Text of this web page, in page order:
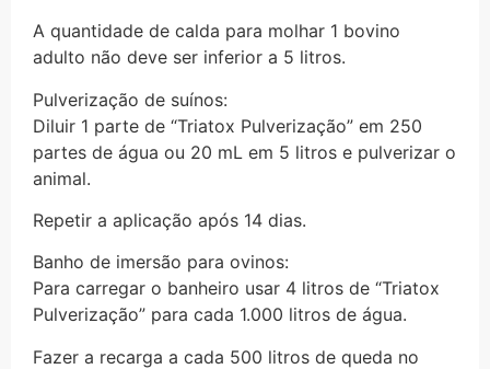
A quantidade de calda para molhar 1 bovino
adulto não deve ser inferior a 5 litros.
Pulverização de suínos:
Diluir 1 parte de “Triatox Pulverização” em 250
partes de água ou 20 mL em 5 litros e pulverizar o
animal.
Repetir a aplicação após 14 dias.
Banho de imersão para ovinos:
Para carregar o banheiro usar 4 litros de “Triatox
Pulverização” para cada 1.000 litros de água.
Fazer a recarga a cada 500 litros de queda no